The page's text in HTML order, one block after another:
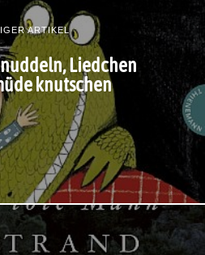
ARTIKEL
Liedchen
knutschen